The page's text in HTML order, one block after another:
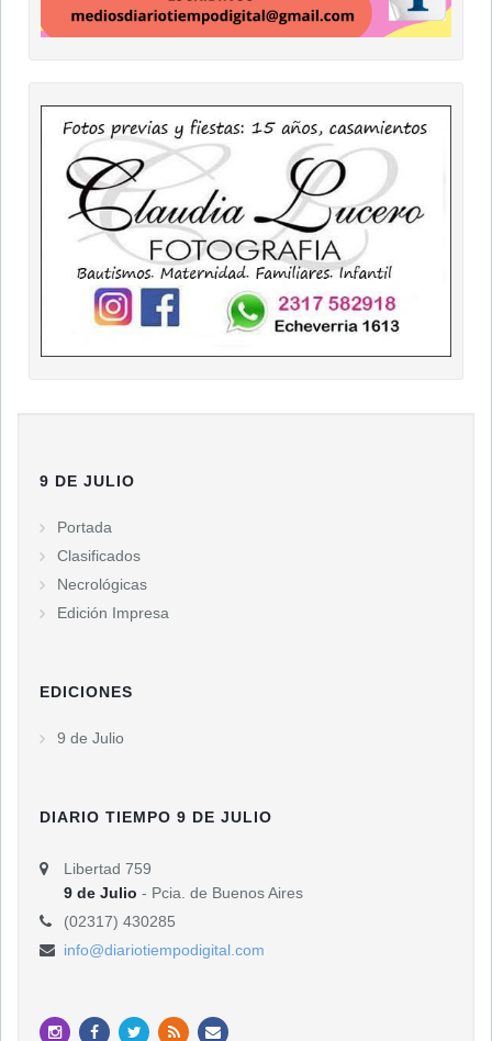
9 DE JULIO
Portada
Clasificados
Necrológicas
Edición Impresa
EDICIONES
9 de Julio
DIARIO TIEMPO 9 DE JULIO
Libertad 759
9 de Julio - Pcia. de Buenos Aires
(02317) 430285
info@diariotiempodigital.com